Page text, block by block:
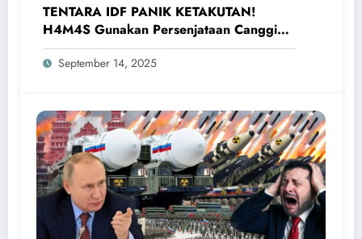
TENTARA IDF PANIK KETAKUTAN!
H4M4S Gunakan Persenjataan Canggih
Hancurkan Pasukan Israel
September 14, 2025